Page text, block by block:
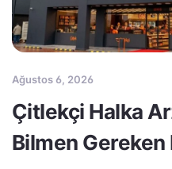
Ağustos 6, 2026
Çitlekçi Halka
Bilmen Gereken